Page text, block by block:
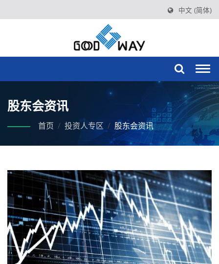
中文 (简体)
股东会资讯
首页 / 投资人专区 / 股东会资讯